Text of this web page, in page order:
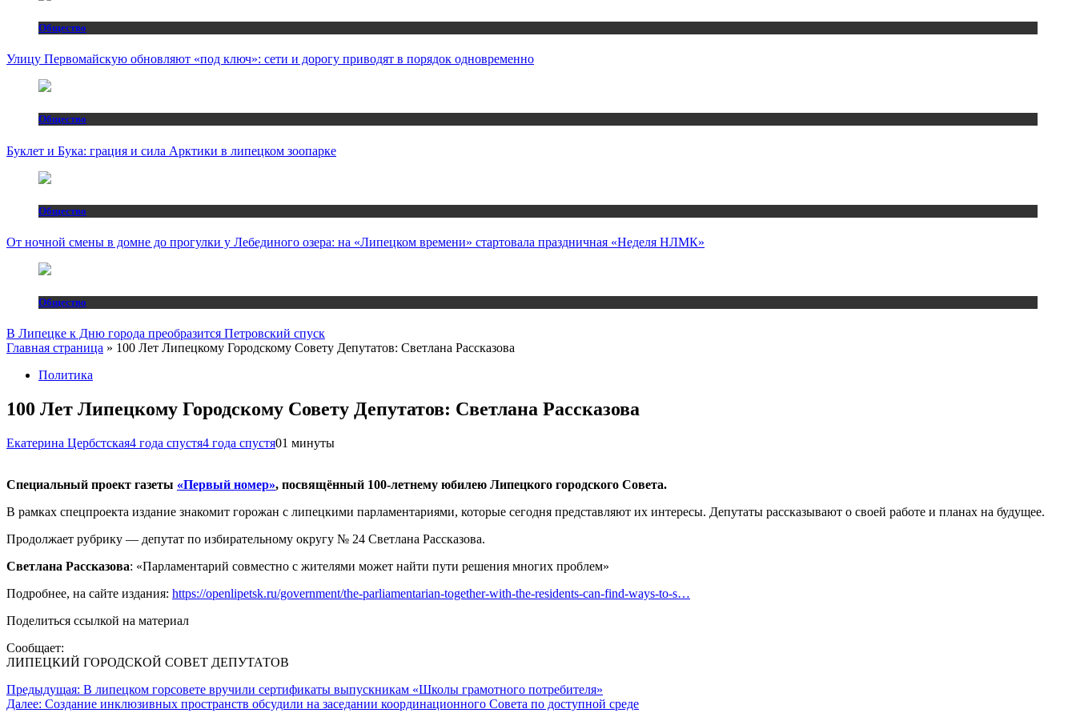
Общество
Улицу Первомайскую обновляют «под ключ»: сети и дорогу приводят в порядок одновременно
Общество
Буклет и Бука: грация и сила Арктики в липецком зоопарке
Общество
От ночной смены в домне до прогулки у Лебединого озера: на «Липецком времени» стартовала праздничная «Неделя НЛМК»
Общество
В Липецке к Дню города преобразится Петровский спуск
Главная страница » 100 Лет Липецкому Городскому Совету Депутатов: Светлана Рассказова
Политика
100 Лет Липецкому Городскому Совету Депутатов: Светлана Рассказова
Екатерина Цербстская4 года спустя4 года спустя01 минуты
Специальный проект газеты «Первый номер», посвящённый 100-летнему юбилею Липецкого городского Совета.
В рамках спецпроекта издание знакомит горожан с липецкими парламентариями, которые сегодня представляют их интересы. Депутаты рассказывают о своей работе и планах на будущее.
Продолжает рубрику — депутат по избирательному округу № 24 Светлана Рассказова.
Светлана Рассказова: «Парламентарий совместно с жителями может найти пути решения многих проблем»
Подробнее, на сайте издания: https://openlipetsk.ru/government/the-parliamentarian-together-with-the-residents-can-find-ways-to-s…
Поделиться ссылкой на материал
Сообщает:
ЛИПЕЦКИЙ ГОРОДСКОЙ СОВЕТ ДЕПУТАТОВ
Навигация
Предыдущая: В липецком горсовете вручили сертификаты выпускникам «Школы грамотного потребителя»
Далее: Создание инклюзивных пространств обсудили на заседании координационного Совета по доступной среде